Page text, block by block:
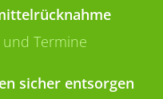
Termine
sicher entsorgen